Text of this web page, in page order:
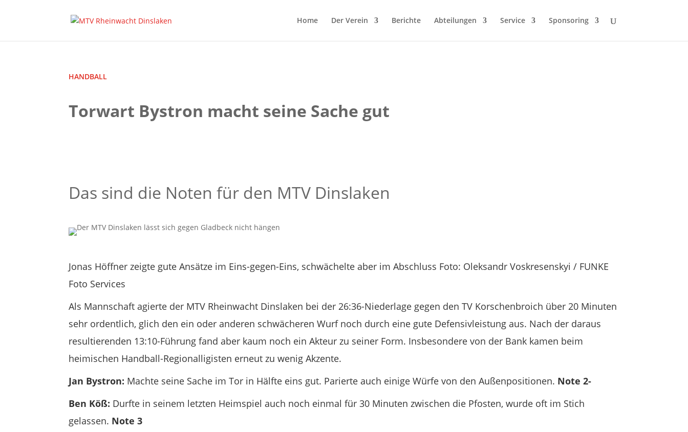
Home Der Verein Berichte Abteilungen Service Sponsoring
HANDBALL
Torwart Bystron macht seine Sache gut
Das sind die Noten für den MTV Dinslaken
Jonas Höffner zeigte gute Ansätze im Eins-gegen-Eins, schwächelte aber im Abschluss Foto: Oleksandr Voskresenskyi / FUNKE
Foto Services
Als Mannschaft agierte der MTV Rheinwacht Dinslaken bei der 26:36-Niederlage gegen den TV Korschenbroich über 20 Minuten
sehr ordentlich, glich den ein oder anderen schwächeren Wurf noch durch eine gute Defensivleistung aus. Nach der daraus
resultierenden 13:10-Führung fand aber kaum noch ein Akteur zu seiner Form. Insbesondere von der Bank kamen beim
heimischen Handball-Regionalligisten erneut zu wenig Akzente.
Jan Bystron: Machte seine Sache im Tor in Hälfte eins gut. Parierte auch einige Würfe von den Außenpositionen. Note 2-
Ben Köß: Durfte in seinem letzten Heimspiel auch noch einmal für 30 Minuten zwischen die Pfosten, wurde oft im Stich
gelassen. Note 3